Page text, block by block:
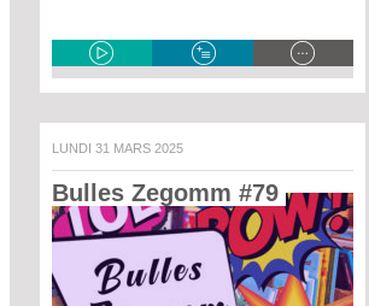
LUNDI 31 MARS 2025
Bulles Zegomm #79